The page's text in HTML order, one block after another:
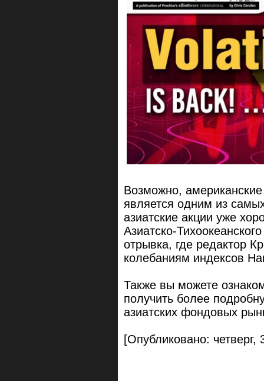
Возможно,
является одним из
азиатские акции уже
Азиатско-
отрывка, где редактор
колебаниям индексов
Также вы можете
получить более
азиатских фондовых
[Опубликовано: четверг,